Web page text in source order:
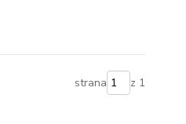
strana z 1